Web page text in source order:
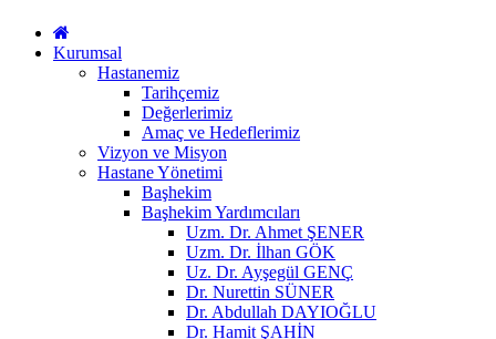
Kurumsal
Hastanemiz
Tarihçemiz
Değerlerimiz
Amaç ve Hedeflerimiz
Vizyon ve Misyon
Hastane Yönetimi
Başhekim
Başhekim Yardımcıları
Uzm. Dr. Ahmet ŞENER
Uzm. Dr. İlhan GÖK
Uz. Dr. Ayşegül GENÇ
Dr. Nurettin SÜNER
Dr. Abdullah DAYIOĞLU
Dr. Hamit ŞAHİN